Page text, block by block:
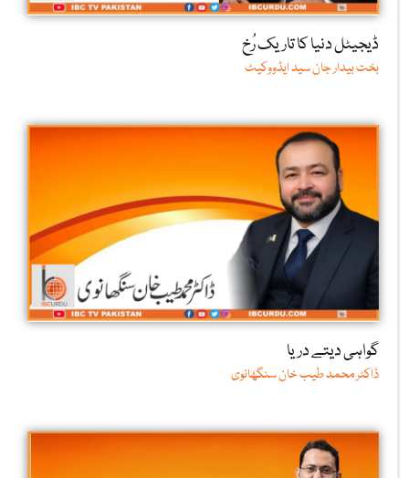
ڈیجیٹل دنیا کا تاریک رُخ
بخت بیدار جان سید ایڈووکیٹ
گواہی دیتے دریا
ڈاکٹر محمد طیب خان سنگھانوی